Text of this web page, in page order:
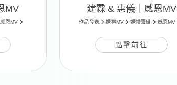
MV
感恩MV
建霖 & 惠儀｜感恩MV
作品發表 婚禮MV 婚禮籌備 感恩MV
點擊前往